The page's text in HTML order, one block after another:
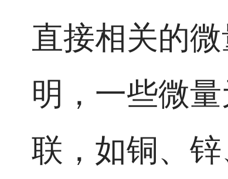
直接相关的
明，一些微
联，如铜、锌